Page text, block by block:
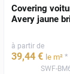
Covering
Avery jaune
à partir de
39,44 € le m² *
SWF-